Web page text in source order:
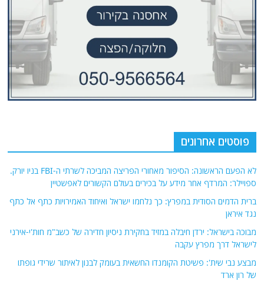
פוסטים אחרונים
לא הפעם הראשונה: הסיפור מאחורי הפריצה המביכה לשרתי ה-FBI בניו יורק.
ספויילר: המרדף אחר מידע על בכירים בעולם הקשורים לאפשטיין
ברית הדמים הסודית במפרץ: כך נלחמו ישראל ואיחוד האמירויות כתף אל כתף
נגד איראן
מבוכה בישראל: ירדן חיבלה במזיד בחקירת ניסיון חדירה של כשב"מ חות'י-אירני
לישראל דרך מפרץ עקבה
מבצע נבי שית': פשיטת הקומנדו החשאית בעומק לבנון לאיתור שרידי גופתו
של רון ארד